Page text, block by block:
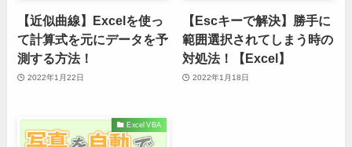
【近似曲線】Excelを使っ
て計算式を元にデータを予
測する方法！
2022年1月22日
【Escキーで解決】勝手に
範囲選択されてしまう時の
対処法！【Excel】
2022年1月18日
Excel VBA